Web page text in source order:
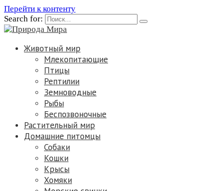
Перейти к контенту
Search for:
Животный мир
Млекопитающие
Птицы
Рептилии
Земноводные
Рыбы
Беспозвоночные
Растительный мир
Домашние питомцы
Собаки
Кошки
Крысы
Хомяки